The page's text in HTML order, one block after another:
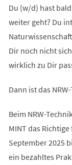
Du (w/d) hast
weiter geht? Du
Dir noch nicht
wirklich zu Dir
Dann ist das
Beim NRW-
MINT das
September 2025
ein bezahltes